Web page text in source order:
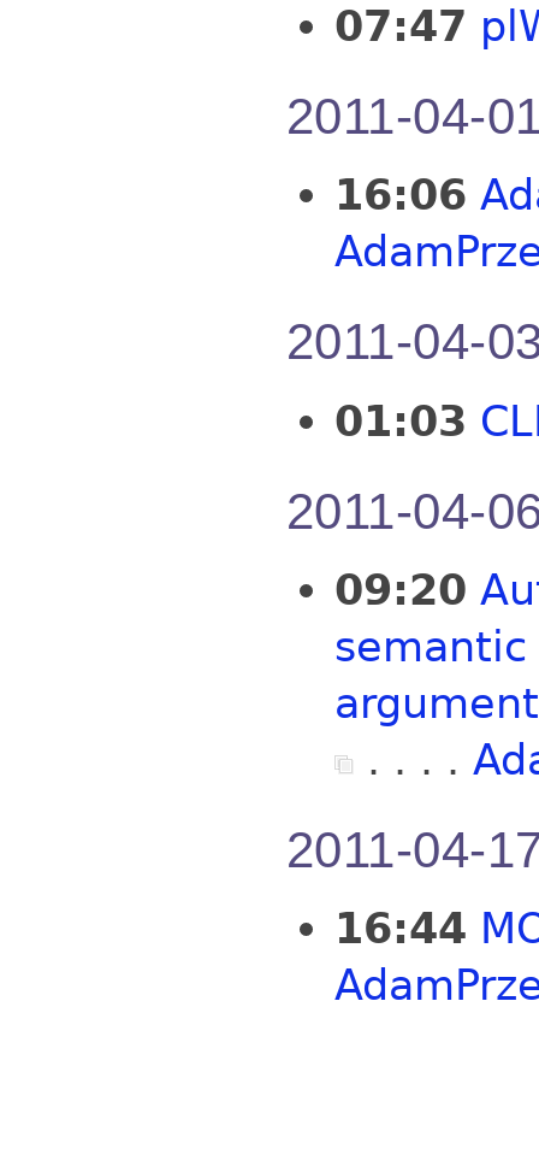
07:47
2011-04-
16:06
2011-04-
01:03
2011-04-
09:20
. . . .
2011-04-
16:44